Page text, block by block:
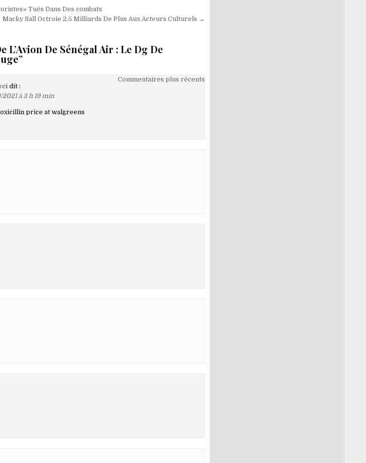
Tués Dans Des combats
Macky Sall Octroie 2,5 Milliards De Plus Aux Acteurs Culturels →
L’Avion De Sénégal Air : Le Dg De
”
Commentaires plus récents
dit :
à 3 h 19 min
price at walgreens